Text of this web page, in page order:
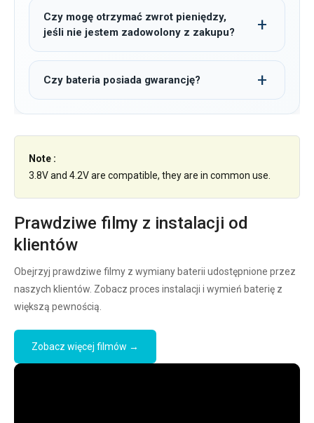
Czy mogę otrzymać zwrot pieniędzy,
jeśli nie jestem zadowolony z zakupu?
Czy bateria posiada gwarancję?
Note :
3.8V and 4.2V are compatible, they are in common use.
Prawdziwe filmy z instalacji od
klientów
Obejrzyj prawdziwe filmy z wymiany baterii udostępnione przez
naszych klientów. Zobacz proces instalacji i wymień baterię z
większą pewnością.
Zobacz więcej filmów →